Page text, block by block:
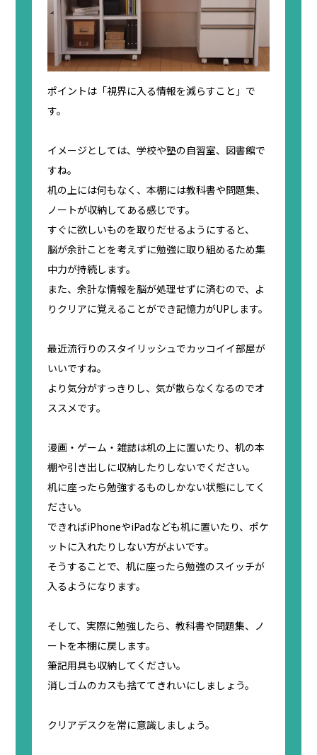
ポイントは「視界に入る情報を減らすこと」で
す。
イメージとしては、学校や塾の自習室、図書館で
すね。
机の上には何もなく、本棚には教科書や問題集、
ノートが収納してある感じです。
すぐに欲しいものを取りだせるようにすると、
脳が余計ことを考えずに勉強に取り組めるため集
中力が持続します。
また、余計な情報を脳が処理せずに済むので、よ
りクリアに覚えることができ記憶力がUPします。
最近流行りのスタイリッシュでカッコイイ部屋が
いいですね。
より気分がすっきりし、気が散らなくなるのでオ
ススメです。
漫画・ゲーム・雑誌は机の上に置いたり、机の本
棚や引き出しに収納したりしないでください。
机に座ったら勉強するものしかない状態にしてく
ださい。
できればiPhoneやiPadなども机に置いたり、ポケ
ットに入れたりしない方がよいです。
そうすることで、机に座ったら勉強のスイッチが
入るようになります。
そして、実際に勉強したら、教科書や問題集、ノ
ートを本棚に戻します。
筆記用具も収納してください。
消しゴムのカスも捨ててきれいにしましょう。
クリアデスクを常に意識しましょう。